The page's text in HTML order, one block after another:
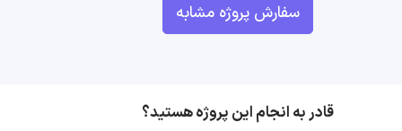
سفارش پروژه مشابه
قادر به انجام این پروژه هستید؟